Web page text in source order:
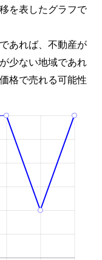
を表したグラフで
あれば、不動産が
少ない地域であれ
格で売れる可能性